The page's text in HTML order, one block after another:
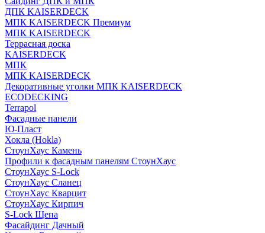
ДПК KAISERDECK
МПК KAISERDECK Премиум
МПК KAISERDECK
Террасная доска
KAISERDECK
МПК
МПК KAISERDECK
Декоративные уголки МПК KAISERDECK
ECODECKING
Terrapol
Фасадные панели
Ю-Пласт
Хокла (Hokla)
СтоунХаус Камень
Профили к фасадным панелям СтоунХаус
СтоунХаус S-Lock
СтоунХаус Сланец
СтоунХаус Кварцит
СтоунХаус Кирпич
S-Lock Щепа
Фасайдинг Дачный